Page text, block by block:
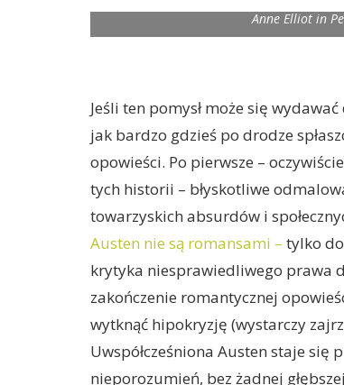
Anne Elliot in
Jeśli ten pomysł może się
jak bardzo gdzieś po drodze
opowieści. Po pierwsze –
tych historii – błyskotliwe
towarzyskich absurdów i
Austen nie są romansami – tylko
krytyka niesprawiedliwego prawa
zakończenie romantycznej
wytknąć hipokryzję (wystarczy
Uwspółcześniona Austen staje
nieporozumień, bez żadnej